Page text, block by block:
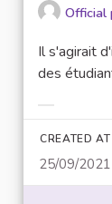
Official
Il s'agirait
des
CREATED AT
25/09/2021